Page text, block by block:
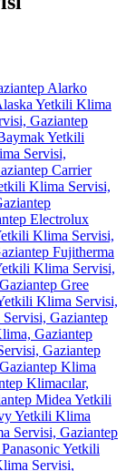
Alarko
Yetkili Klima
Gaziantep
Yetkili
Servisi,
Carrier
Klima Servisi,
Electrolux
Klima Servisi,
Fujitherma
Klima Servisi,
Gree
Klima Servisi,
Gaziantep
Gaziantep
Gaziantep
Klima
Klimacılar,
Midea Yetkili
Yetkili Klima
Servisi, Gaziantep
Yetkili
Servisi,